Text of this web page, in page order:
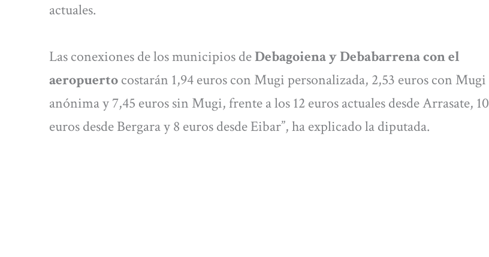
actuales.
Las conexiones de los municipios deDebagoiena y Debabarrena con el
aeropuertocostarán 1,94 euros con Mugi personalizada, 2,53 euros con Mugi
anónima y 7,45 euros sin Mugi, frente a los 12 euros actuales desde Arrasate, 10
euros desde Bergara y 8 euros desde Eibar”, ha explicado la diputada.